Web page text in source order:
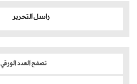
راسل التحرير
تصفح العدد الورقي